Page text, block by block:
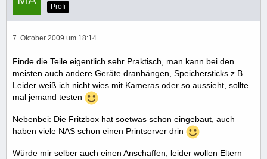
Profi
7. Oktober 2009 um 18:14
Finde die Teile eigentlich sehr Praktisch, man kann bei den
meisten auch andere Geräte dranhängen, Speichersticks z.B.
Leider weiß ich nicht wies mit Kameras oder so aussieht, sollte
mal jemand testen
Nebenbei: Die Fritzbox hat soetwas schon eingebaut, auch
haben viele NAS schon einen Printserver drin
Würde mir selber auch einen Anschaffen, leider wollen Eltern